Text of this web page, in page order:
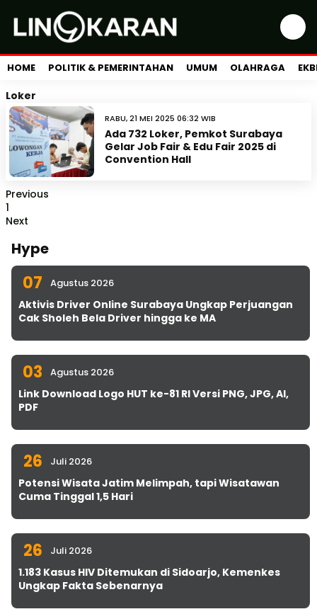
HOME POLITIK & PEMERINTAHAN UMUM OLAHRAGA
Loker
RABU, 21 MEI 2025 06:32 WIB
Ada 732 Loker, Pemkot Surabaya
Gelar Job Fair & Edu Fair 2025 di
Convention Hall
Previous
1
Next
Hype
07 Agustus 2026
Aktivis Driver Online Surabaya Ungkap Perjuangan
Cak Sholeh Bela Driver hingga ke MA
03 Agustus 2026
Link Download Logo HUT ke-81 RI Versi PNG, JPG, AI,
PDF
26 Juli 2026
Potensi Wisata Jatim Melimpah, tapi Wisatawan
Cuma Tinggal 1,5 Hari
26 Juli 2026
1.183 Kasus HIV Ditemukan di Sidoarjo, Kemenkes
Ungkap Fakta Sebenarnya